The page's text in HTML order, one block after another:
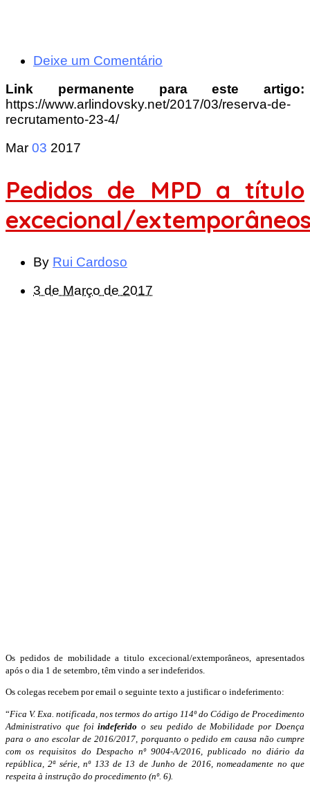
Deixe um Comentário
Link permanente para este artigo:
https://www.arlindovsky.net/2017/03/reserva-de-
recrutamento-23-4/
Mar 03 2017
Pedidos de MPD a título
excecional/
By Rui Cardoso
3 de Março de 2017
Os pedidos de mobilidade a titulo excecional/extemporâneos, apresentados
após o dia 1 de setembro, têm vindo a ser indeferidos.
Os colegas recebem por email o seguinte texto a justificar o indeferimento:
“Fica V. Exa. notificada, nos termos do artigo 114º do Código de Procedimento
Administrativo que foiindeferido o seu pedido de Mobilidade por Doença
para o ano escolar de 2016/2017, porquanto o pedido em causa não cumpre
com os requisitos do Despacho nº 9004-A/2016, publicado no diário da
república, 2ª série, nº 133 de 13 de Junho de 2016, nomeadamente no que
respeita à instrução do procedimento (nº. 6).